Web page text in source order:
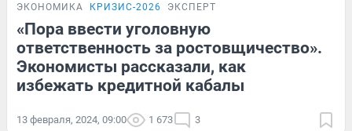
ЭКОНОМИКА КРИЗИС-2026 ЭКСПЕРТ
«Пора ввести уголовную
ответственность за ростовщичество».
Экономисты рассказали, как
избежать кредитной кабалы
13 февраля, 2024, 09:00 1 673 3